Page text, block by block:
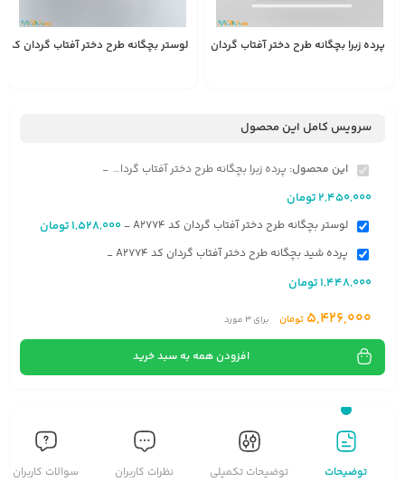
پرده زبرا بچگانه طرح دختر آفتاب گردان کد A2774 لوستر بچگانه طرح دختر آفتاب گردان کد A2774
سرویس کامل این محصول
این محصول: پرده زبرا بچگانه طرح دختر آفتاب گردان کد A2774 -
2,450,000تومان
لوستر بچگانه طرح دختر آفتاب گردان کد A2774 -
1,528,000تومان
پرده شید بچگانه طرح دختر آفتاب گردان کد A2774 -
1,448,000تومان
5,426,000 تومان برای3مورد
افزودن همه به سبد خرید
توضیحات توضیحات تکمیلی نظرات کاربران سوالات کاربران